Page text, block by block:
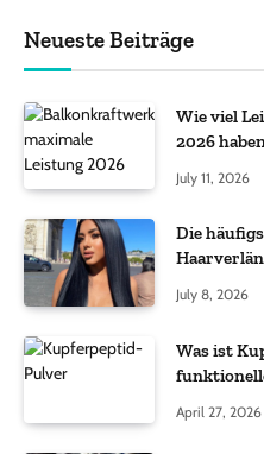
Neueste Beiträge
Wie viel
2026
July 11, 2026
Die
July 8, 2026
Was ist
Molekül +
April 27, 2026